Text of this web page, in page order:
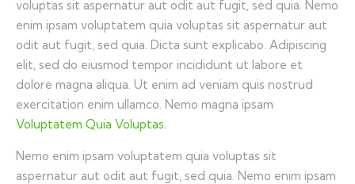
voluptas sit aspernatur aut odit aut fugit, sed quia. Nemo
enim ipsam voluptatem quia voluptas sit aspernatur aut
odit aut fugit, sed quia. Dicta sunt explicabo. Adipiscing
elit, sed do eiusmod tempor incididunt ut labore et
dolore magna aliqua. Ut enim ad veniam quis nostrud
exercitation enim ullamco. Nemo magna ipsam
Voluptatem Quia Voluptas.
Nemo enim ipsam voluptatem quia voluptas sit
aspernatur aut odit aut fugit, sed quia. Nemo enim ipsam